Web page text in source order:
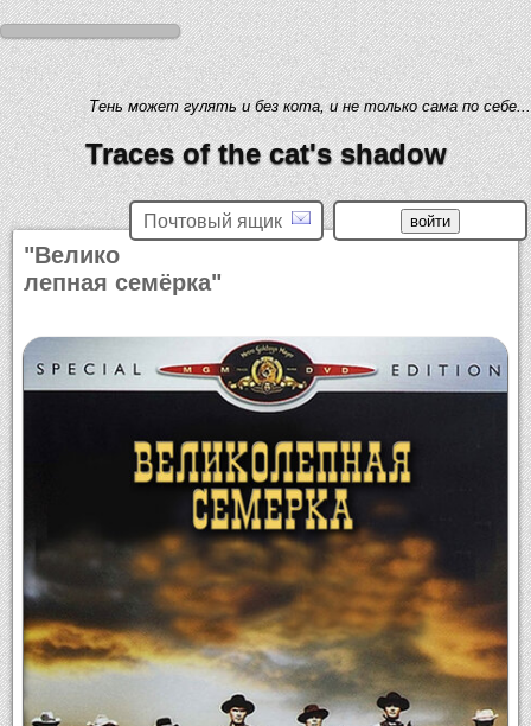
Тень может гулять и без кота, и не только сама по себе...
Traces of the cat's shadow
Почтовый ящик
"Велико
лепная семёрка"